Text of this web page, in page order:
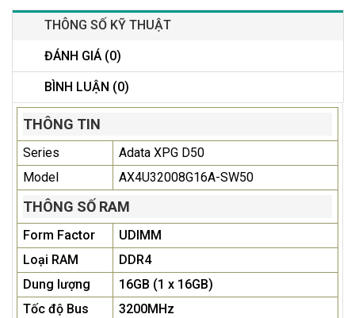
THÔNG SỐ KỸ THUẬT
ĐÁNH GIÁ (0)
BÌNH LUẬN (0)
THÔNG TIN
Series
Adata XPG D50
Model
AX4U32008G16A-SW50
THÔNG SỐ RAM
Form Factor
UDIMM
Loại RAM
DDR4
Dung lượng
16GB (1 x 16GB)
Tốc độ Bus
3200MHz